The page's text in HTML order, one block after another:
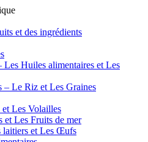
et des ingrédients
Les Huiles alimentaires et Les
– Le Riz et Les Graines
Les Volailles
et Les Fruits de mer
laitiers et Les Œufs